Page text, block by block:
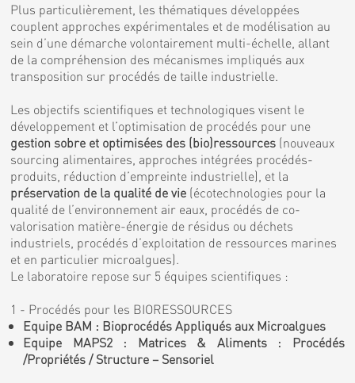
Plus particulièrement, les thématiques développées
couplent approches expérimentales et de modélisation au
sein d’une démarche volontairement multi-échelle, allant
de la compréhension des mécanismes impliqués aux
transposition sur procédés de taille industrielle.
Les objectifs scientifiques et technologiques visent le
développement et l’optimisation de procédés pour une
gestion sobre et optimisées des (bio)ressources (nouveaux
sourcing alimentaires, approches intégrées procédés-
produits, réduction d’empreinte industrielle), et la
préservation de la qualité de vie (écotechnologies pour la
qualité de l’environnement air eaux, procédés de co-
valorisation matière-énergie de résidus ou déchets
industriels, procédés d’exploitation de ressources marines
et en particulier microalgues).
Le laboratoire repose sur 5 équipes scientifiques :
1 - Procédés pour les BIORESSOURCES
Equipe BAM : Bioprocédés Appliqués aux Microalgues
Equipe MAPS2 : Matrices & Aliments : Procédés
/Propriétés / Structure – Sensoriel